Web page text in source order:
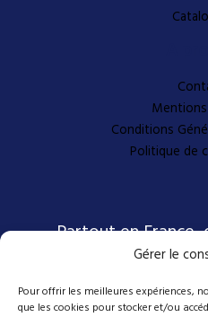
Gérer le
Pour offrir les meilleures expériences,
que les cookies pour stocker et/ou
Conditions
Politique de
Partout en France,
Nos